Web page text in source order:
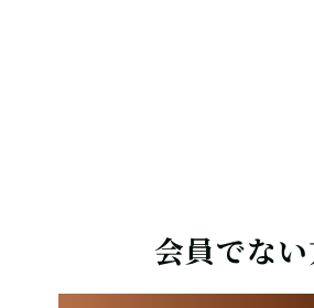
会員でな